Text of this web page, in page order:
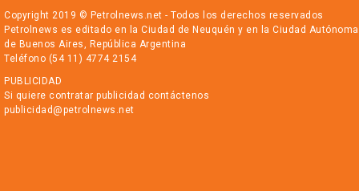
Copyright 2019 © Petrolnews.net - Todos los derechos reservados
Petrolnews es editado en la Ciudad de Neuquén y en la Ciudad Autónoma
de Buenos Aires, República Argentina
Teléfono (54 11) 4774 2154
PUBLICIDAD
Si quiere contratar publicidad contáctenos
publicidad@petrolnews.net